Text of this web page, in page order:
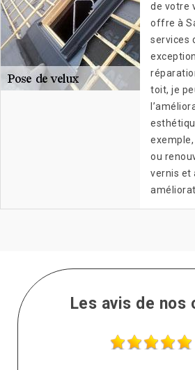
de votre
offre à
services
toit, je
ou
vernis et
Les avis de nos